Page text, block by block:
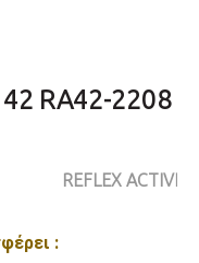
42 RA42-2208
REFLEX ACTIVE
: